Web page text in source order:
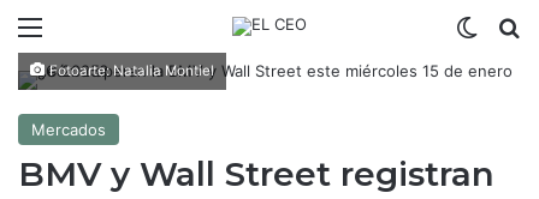
Fotoarte: Natalia Montiel
Mercados
BMV y Wall Street registran